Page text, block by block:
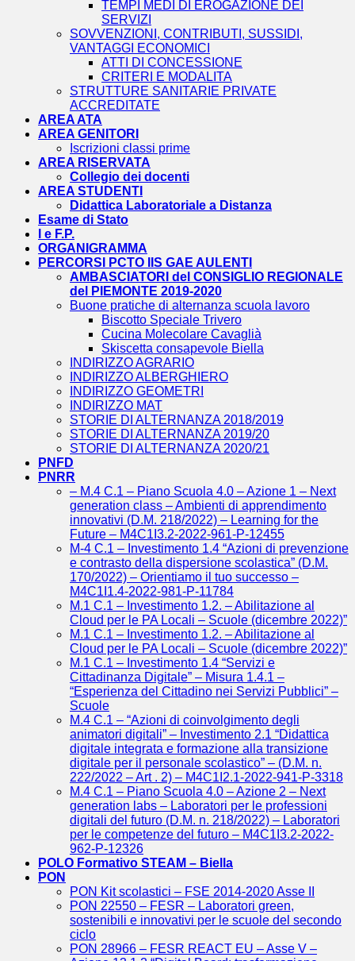
TEMPI MEDI DI EROGAZIONE DEI
SERVIZI
SOVVENZIONI, CONTRIBUTI, SUSSIDI,
VANTAGGI ECONOMICI
ATTI DI CONCESSIONE
CRITERI E MODALITA
STRUTTURE SANITARIE PRIVATE
ACCREDITATE
AREA ATA
AREA GENITORI
Iscrizioni classi prime
AREA RISERVATA
Collegio dei docenti
AREA STUDENTI
Didattica Laboratoriale a Distanza
Esame di Stato
I e F.P.
ORGANIGRAMMA
PERCORSI PCTO IIS GAE AULENTI
AMBASCIATORI del CONSIGLIO REGIONALE
del PIEMONTE 2019-2020
Buone pratiche di alternanza scuola lavoro
Biscotto Speciale Trivero
Cucina Molecolare Cavaglià
Skiscetta consapevole Biella
INDIRIZZO AGRARIO
INDIRIZZO ALBERGHIERO
INDIRIZZO GEOMETRI
INDIRIZZO MAT
STORIE DI ALTERNANZA 2018/2019
STORIE DI ALTERNANZA 2019/20
STORIE DI ALTERNANZA 2020/21
PNFD
PNRR
– M.4 C.1 – Piano Scuola 4.0 – Azione 1 – Next
generation class – Ambienti di apprendimento
innovativi (D.M. 218/2022) – Learning for the
Future – M4C1I3.2-2022-961-P-12455
M-4 C.1 – Investimento 1.4 “Azioni di prevenzione
e contrasto della dispersione scolastica” (D.M.
170/2022) – Orientiamo il tuo successo –
M4C1I1.4-2022-981-P-11784
M.1 C.1 – Investimento 1.2. – Abilitazione al
Cloud per le PA Locali – Scuole (dicembre 2022)”
M.1 C.1 – Investimento 1.2. – Abilitazione al
Cloud per le PA Locali – Scuole (dicembre 2022)”
M.1 C.1 – Investimento 1.4 “Servizi e
Cittadinanza Digitale” – Misura 1.4.1 –
“Esperienza del Cittadino nei Servizi Pubblici” –
Scuole
M.4 C.1 – “Azioni di coinvolgimento degli
animatori digitali” – Investimento 2.1 “Didattica
digitale integrata e formazione alla transizione
digitale per il personale scolastico” – (D.M. n.
222/2022 – Art . 2) – M4C1I2.1-2022-941-P-3318
M.4 C.1 – Piano Scuola 4.0 – Azione 2 – Next
generation labs – Laboratori per le professioni
digitali del futuro (D.M. n. 218/2022) – Laboratori
per le competenze del futuro – M4C1I3.2-2022-
962-P-12326
POLO Formativo STEAM – Biella
PON
PON Kit scolastici – FSE 2014-2020 Asse II
PON 22550 – FESR – Laboratori green,
sostenibili e innovativi per le scuole del secondo
ciclo
PON 28966 – FESR REACT EU – Asse V –